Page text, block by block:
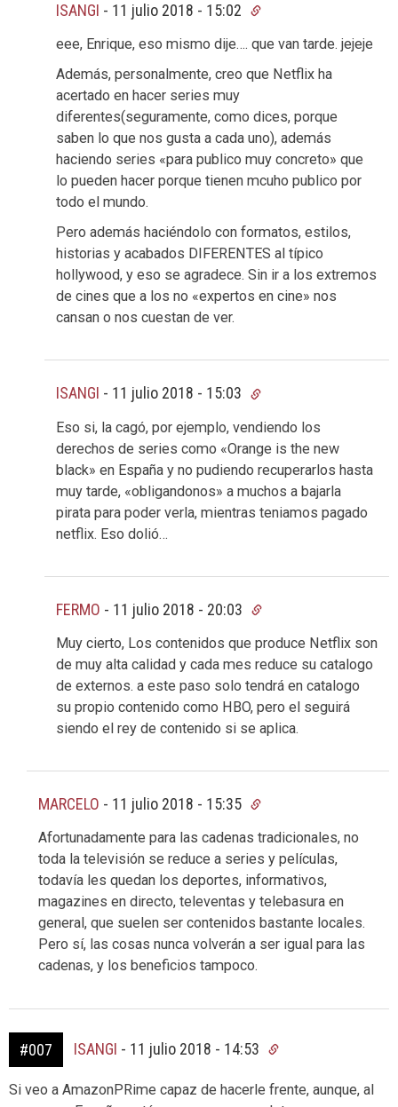
ISANGI - 11 julio 2018 - 15:02
eee, Enrique, eso mismo dije…. que van tarde. jejeje
Además, personalmente, creo que Netflix ha
acertado en hacer series muy
diferentes(seguramente, como dices, porque
saben lo que nos gusta a cada uno), además
haciendo series «para publico muy concreto» que
lo pueden hacer porque tienen mcuho publico por
todo el mundo.
Pero además haciéndolo con formatos, estilos,
historias y acabados DIFERENTES al típico
hollywood, y eso se agradece. Sin ir a los extremos
de cines que a los no «expertos en cine» nos
cansan o nos cuestan de ver.
ISANGI - 11 julio 2018 - 15:03
Eso si, la cagó, por ejemplo, vendiendo los
derechos de series como «Orange is the new
black» en España y no pudiendo recuperarlos hasta
muy tarde, «obligandonos» a muchos a bajarla
pirata para poder verla, mientras teniamos pagado
netflix. Eso dolió…
FERMO - 11 julio 2018 - 20:03
Muy cierto, Los contenidos que produce Netflix son
de muy alta calidad y cada mes reduce su catalogo
de externos. a este paso solo tendrá en catalogo
su propio contenido como HBO, pero el seguirá
siendo el rey de contenido si se aplica.
MARCELO - 11 julio 2018 - 15:35
Afortunadamente para las cadenas tradicionales, no
toda la televisión se reduce a series y películas,
todavía les quedan los deportes, informativos,
magazines en directo, televentas y telebasura en
general, que suelen ser contenidos bastante locales.
Pero sí, las cosas nunca volverán a ser igual para las
cadenas, y los beneficios tampoco.
#007 ISANGI - 11 julio 2018 - 14:53
Si veo a AmazonPRime capaz de hacerle frente, aunque, al